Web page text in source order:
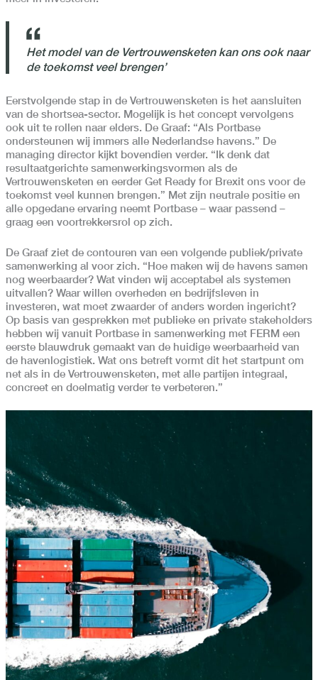
Het model van de Vertrouwensketen kan ons ook naar
de toekomst veel brengen’
Eerstvolgende stap in de Vertrouwensketen is het aansluiten
van de shortsea-sector. Mogelijk is het concept vervolgens
ook uit te rollen naar elders. De Graaf: “Als Portbase
ondersteunen wij immers alle Nederlandse havens.” De
managing director kijkt bovendien verder. “Ik denk dat
resultaatgerichte samenwerkingsvormen als de
Vertrouwensketen en eerder Get Ready for Brexit ons voor de
toekomst veel kunnen brengen.” Met zijn neutrale positie en
alle opgedane ervaring neemt Portbase – waar passend –
graag een voortrekkersrol op zich.
De Graaf ziet de contouren van een volgende publiek/private
samenwerking al voor zich. “Hoe maken wij de havens samen
nog weerbaarder? Wat vinden wij acceptabel als systemen
uitvallen? Waar willen overheden en bedrijfsleven in
investeren, wat moet zwaarder of anders worden ingericht?
Op basis van gesprekken met publieke en private stakeholders
hebben wij vanuit Portbase in samenwerking met FERM een
eerste blauwdruk gemaakt van de huidige weerbaarheid van
de havenlogistiek. Wat ons betreft vormt dit het startpunt om
net als in de Vertrouwensketen, met alle partijen integraal,
concreet en doelmatig verder te verbeteren.”